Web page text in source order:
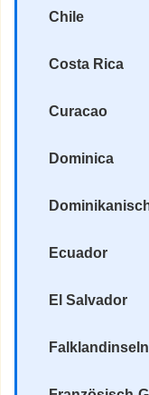
Chile
Costa Rica
Curacao
Dominica
Ecuador
El Salvador
Falklandinseln